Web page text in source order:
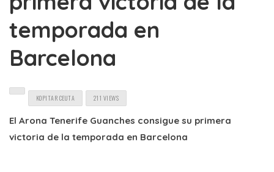
temporada en
Barcelona
KOPITAR CEUTA 211 VIEWS
El Arona Tenerife Guanches consigue su primera
victoria de la temporada en Barcelona